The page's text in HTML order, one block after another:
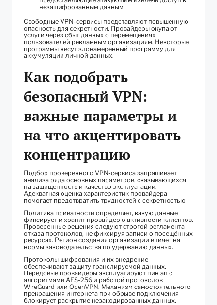
незашифрованным данным.
Свободные VPN-сервисы представляют повышенную
опасность для секретности. Провайдеры окупают
услуги через сбыт данных о перемещениях
пользователей рекламным организациям. Некоторые
программы несут злонамеренный программу для
аккумуляции личной данных.
Как подобрать
безопасный VPN:
важные параметры и
на что акцентировать
концентрацию
Подбор проверенного VPN-сервиса запрашивает
анализа ряда основных параметров, сказывающихся
на защищенность и качество эксплуатации.
Адекватная оценка характеристик провайдера
помогает предотвратить трудностей с секретностью.
Политика приватности определяет, какую данные
фиксирует и хранит провайдер о активности клиентов.
Проверенные решения следуют строгой регламента
отказа протоколов, не фиксируя записи о посещённых
ресурсах. Регион создания организации влияет на
нормы законодательства по удержанию данных.
Протоколы шифрования и их внедрение
обеспечивают защиту транслируемой данных.
Передовые провайдеры эксплуатируют пин ап с
алгоритмами AES-256 и работой протоколов
WireGuard или OpenVPN. Механизм самостоятельного
прекращения интернета при обрыве подключения
блокирует раскрытие незакодированных данных.